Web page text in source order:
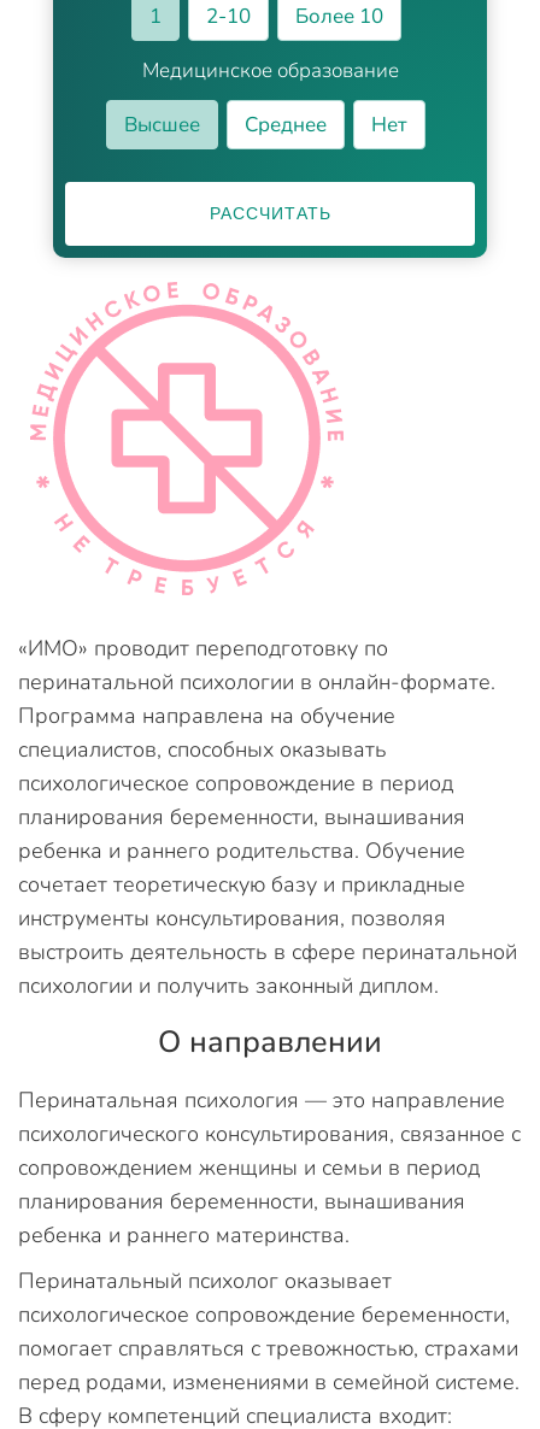
1
2-10
Более 10
Медицинское образование
Высшее
Среднее Нет
РАССЧИТАТЬ
«ИМО» проводит переподготовку по
перинатальной психологии в онлайн-формате.
Программа направлена на обучение
специалистов, способных оказывать
психологическое сопровождение в период
планирования беременности, вынашивания
ребенка и раннего родительства. Обучение
сочетает теоретическую базу и прикладные
инструменты консультирования, позволяя
выстроить деятельность в сфере перинатальной
психологии и получить законный диплом.
О направлении
Перинатальная психология — это направление
психологического консультирования, связанное с
сопровождением женщины и семьи в период
планирования беременности, вынашивания
ребенка и раннего материнства.
Перинатальный психолог оказывает
психологическое сопровождение беременности,
помогает справляться с тревожностью, страхами
перед родами, изменениями в семейной системе.
В сферу компетенций специалиста входит: